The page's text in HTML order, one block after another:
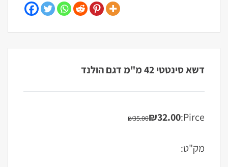
דשא סינטטי 42 מ"מ דגם הולנד
Pirce:
₪35.00
המחיר₪32.00
המחיר
מק"ט: